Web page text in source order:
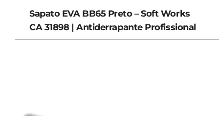
Sapato EVA BB65 Preto – Soft Works
CA 31898 | Antiderrapante Profissional